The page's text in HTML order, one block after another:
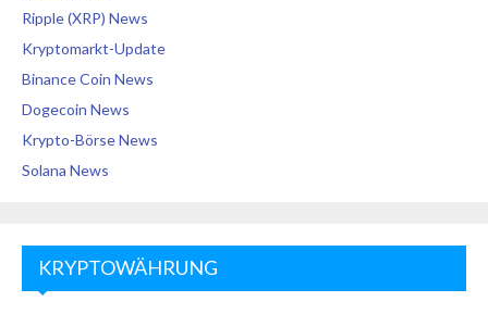
Ripple (XRP) News
Kryptomarkt-Update
Binance Coin News
Dogecoin News
Krypto-Börse News
Solana News
KRYPTOWÄHRUNG